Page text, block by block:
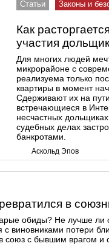
Статьи Законы и
Как
участия
Для многих людей
микрорайоне с
реализуема только
квартиры в момент
Сдерживают их на
встречающиеся в
несчастных
судебных делах
банкротами.
Аскольд Эпов
в
обиды? Не лучше ли
виновниками потери
союз с бывшим врагом и